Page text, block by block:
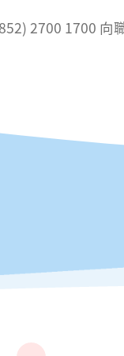
2700 1700 向